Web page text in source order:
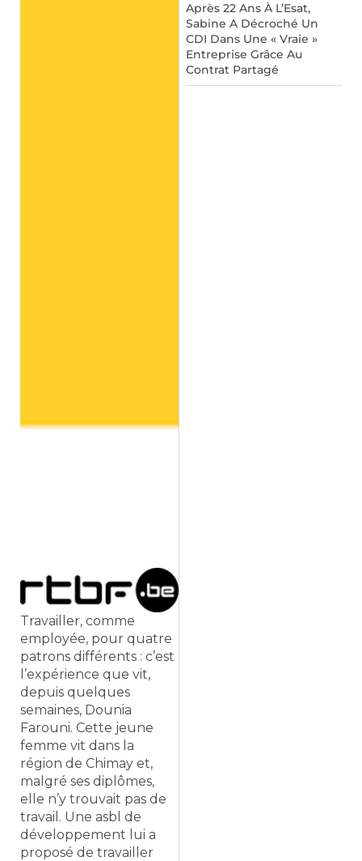
Travailler, comme
employée, pour quatre
patrons différents : c’est
l’expérience que vit,
depuis quelques
semaines, Dounia
Farouni. Cette jeune
femme vit dans la
région de Chimay et,
malgré ses diplômes,
elle n’y trouvait pas de
travail. Une asbl de
développement lui a
proposé de travailler
Après 22 Ans À L’Esat,
Sabine A Décroché Un
CDI Dans Une « Vraie »
Entreprise Grâce Au
Contrat Partagé